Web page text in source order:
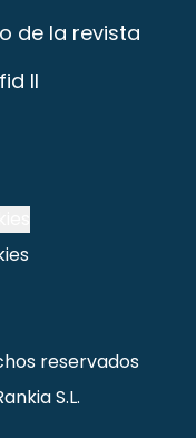
de la revista
II
reservados
S.L.